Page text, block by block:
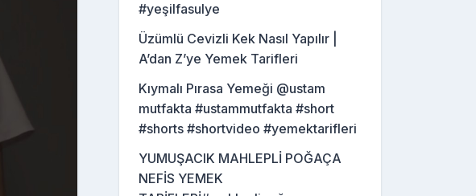
#yeşilfasulye
Üzümlü Cevizli Kek Nasıl Yapılır |
A’dan Z’ye Yemek Tarifleri
Kıymalı Pırasa Yemeği @ustam
mutfakta #ustammutfakta #short
#shorts #shortvideo #yemektarifleri
YUMUŞACIK MAHLEPLİ POĞAÇA
NEFİS YEMEK